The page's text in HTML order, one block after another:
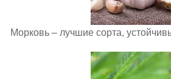
Морковь – лучшие сорта,